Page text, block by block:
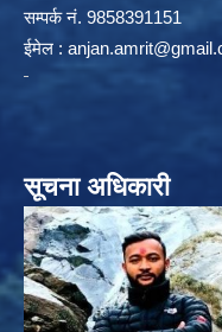
सम्पर्क न‌ं. 9858391151
ईमेल :
सूचना अधिकारी